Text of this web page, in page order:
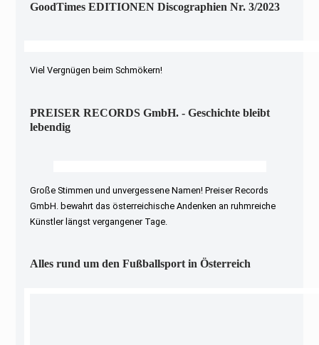
GoodTimes EDITIONEN Discographien Nr. 3/2023
Viel Vergnügen beim Schmökern!
PREISER RECORDS GmbH. - Geschichte bleibt
lebendig
Große Stimmen und unvergessene Namen! Preiser Records
GmbH. bewahrt das österreichische Andenken an ruhmreiche
Künstler längst vergangener Tage.
Alles rund um den Fußballsport in Österreich